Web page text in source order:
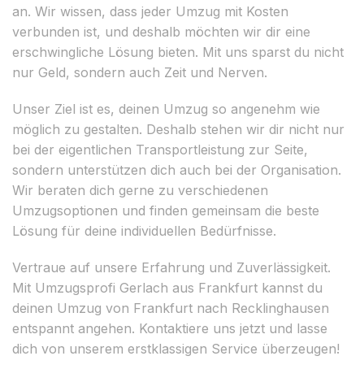
an. Wir wissen, dass jeder Umzug mit Kosten
verbunden ist, und deshalb möchten wir dir eine
erschwingliche Lösung bieten. Mit uns sparst du nicht
nur Geld, sondern auch Zeit und Nerven.
Unser Ziel ist es, deinen Umzug so angenehm wie
möglich zu gestalten. Deshalb stehen wir dir nicht nur
bei der eigentlichen Transportleistung zur Seite,
sondern unterstützen dich auch bei der Organisation.
Wir beraten dich gerne zu verschiedenen
Umzugsoptionen und finden gemeinsam die beste
Lösung für deine individuellen Bedürfnisse.
Vertraue auf unsere Erfahrung und Zuverlässigkeit.
Mit Umzugsprofi Gerlach aus Frankfurt kannst du
deinen Umzug von Frankfurt nach Recklinghausen
entspannt angehen. Kontaktiere uns jetzt und lasse
dich von unserem erstklassigen Service überzeugen!